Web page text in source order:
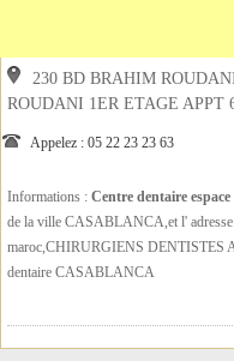
230 BD BRAHIM
ROUDANI 1ER ETAGE
Appelez : 05 22 23 23 63
Informations : Centre dentaire
de la ville CASABLANCA,et l' adresse
maroc,CHIRURGIENS
dentaire CASABLANCA